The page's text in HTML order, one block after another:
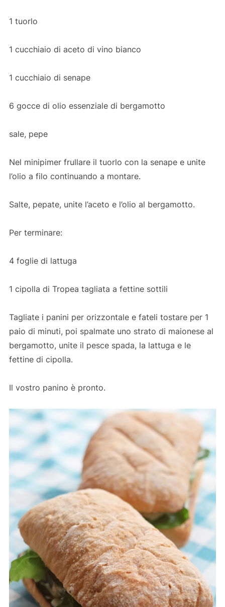
1 tuorlo
1 cucchiaio di aceto di vino bianco
1 cucchiaio di senape
6 gocce di olio essenziale di bergamotto
sale, pepe
Nel minipimer frullare il tuorlo con la senape e unite
l’olio a filo continuando a montare.
Salte, pepate, unite l’aceto e l’olio al bergamotto.
Per terminare:
4 foglie di lattuga
1 cipolla di Tropea tagliata a fettine sottili
Tagliate i panini per orizzontale e fateli tostare per 1
paio di minuti, poi spalmate uno strato di maionese al
bergamotto, unite il pesce spada, la lattuga e le
fettine di cipolla.
Il vostro panino è pronto.